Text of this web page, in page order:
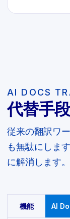
AI DOCS
代替手
従来の翻訳ワ
も無駄にしま
に解消します。
機能 AI